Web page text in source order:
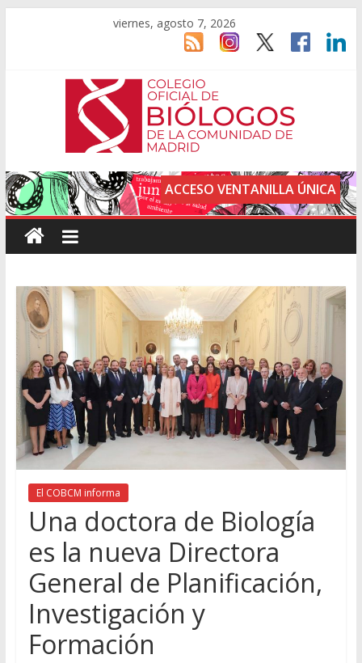
viernes, agosto 7, 2026
ACCESO VENTANILLA ÚNICA
El COBCM informa
Una doctora de Biología
es la nueva Directora
General de Planificación,
Investigación y
Formación